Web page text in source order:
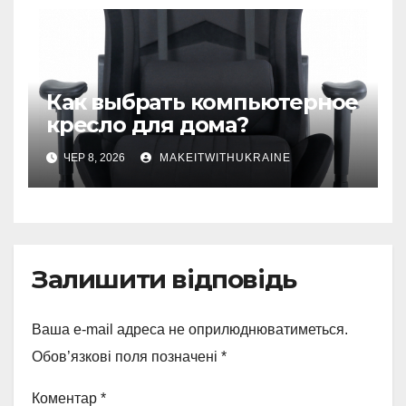
Как выбрать компьютерное
кресло для дома?
ЧЕР 8, 2026 MAKEITWITHUKRAINE
Залишити відповідь
Ваша e-mail адреса не оприлюднюватиметься.
Обов’язкові поля позначені *
Коментар *